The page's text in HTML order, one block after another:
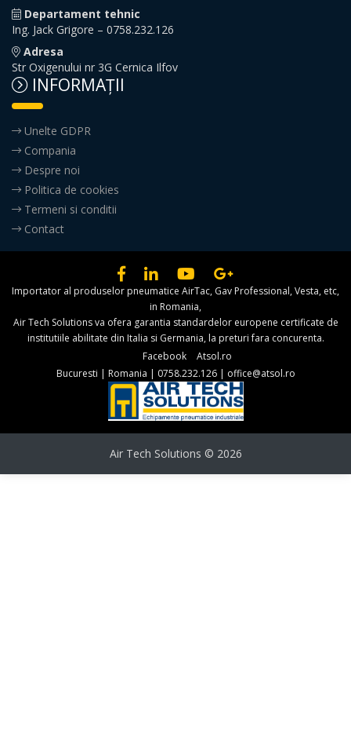
Departament tehnic
Ing. Jack Grigore – 0758.232.126
Adresa
Str Oxigenului nr 3G Cernica Ilfov
INFORMAŢII
Unelte GDPR
Compania
Despre noi
Politica de cookies
Termeni si conditii
Contact
Importator al produselor pneumatice AirTac, Gav Professional, Vesta, etc,
in Romania,
Air Tech Solutions va ofera garantia standardelor europene certificate de
institutiile abilitate din Italia si Germania, la preturi fara concurenta.
Facebook
Atsol.ro
Bucuresti
Romania 0758.232.126| office@atsol.ro
Air Tech Solutions © 2026